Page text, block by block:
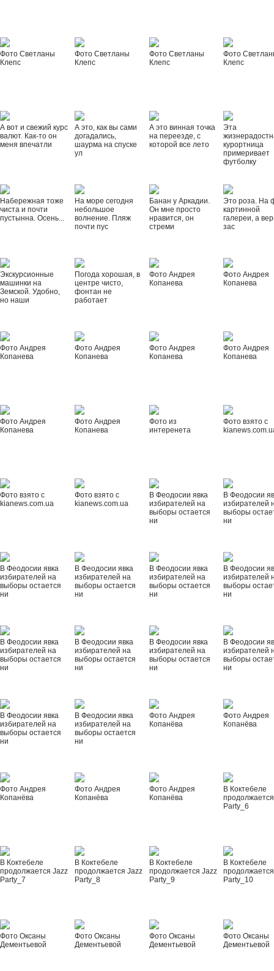
Фото Светланы
Клепс
Фото Светланы
Клепс
Фото Светланы
Клепс
Фото
Клепс
А вот и свежий курс
валют. Как-то он
меня впечатли
А это, как вы сами
догадались,
шаурма на спуске
ул
А это винная точка
на переезде, с
которой все лето
Эта
курортница
примеривает
футболку
Набережная тоже
чиста и почти
пустынна. Осень...
На море сегодня
небольшое
волнение. Пляж
почти пус
Банан у Аркадии.
Он мне просто
нравится, он
стреми
Это роза. На
картинной
галереи, а
зас
Экскурсионные
машинки на
Земской. Удобно,
но наши
Погода хорошая, в
центре чисто,
фонтан не
работает
Фото Андрея
Копанева
Фото Андрея
Копанева
Фото Андрея
Копанева
Фото Андрея
Копанева
Фото Андрея
Копанева
Фото Андрея
Копанева
Фото Андрея
Копанева
Фото Андрея
Копанева
Фото из
интеренета
Фото взято с
Фото взято с
kianews.com.ua
Фото взято с
kianews.com.ua
В Феодосии явка
избирателей на
выборы остается
ни
В Феодосии
избирателей
выборы
ни
В Феодосии явка
избирателей на
выборы остается
ни
В Феодосии явка
избирателей на
выборы остается
ни
В Феодосии явка
избирателей на
выборы остается
ни
В Феодосии
избирателей
выборы
ни
В Феодосии явка
избирателей на
выборы остается
ни
В Феодосии явка
избирателей на
выборы остается
ни
В Феодосии явка
избирателей на
выборы остается
ни
В Феодосии
избирателей
выборы
ни
В Феодосии явка
избирателей на
выборы остается
ни
В Феодосии явка
избирателей на
выборы остается
ни
Фото Андрея
Копанёва
Фото Андрея
Копанёва
Фото Андрея
Копанёва
Фото Андрея
Копанёва
Фото Андрея
Копанёва
В Коктебеле
Party_6
В Коктебеле
продолжается Jazz
Party_7
В Коктебеле
продолжается Jazz
Party_8
В Коктебеле
продолжается Jazz
Party_9
В Коктебеле
Party_10
Фото Оксаны
Дементьевой
Фото Оксаны
Дементьевой
Фото Оксаны
Дементьевой
Фото Оксаны
Дементьевой